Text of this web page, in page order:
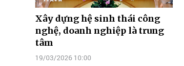
Xây dựng hệ sinh thái công
nghệ, doanh nghiệp là trung
tâm
19/03/2026 10:00